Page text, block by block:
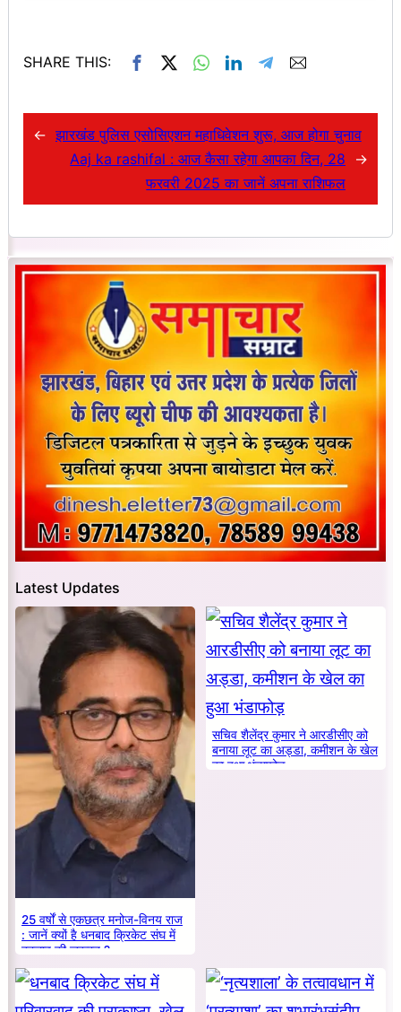
SHARE THIS:
← झारखंड पुलिस एसोसिएशन महाधिवेशन शुरू, आज होगा चुनाव
Aaj ka rashifal : आज कैसा रहेगा आपका दिन, 28
फरवरी 2025 का जानें अपना राशिफल
→
Latest Updates
25 वर्षों से एकछत्र मनोज-विनय राज
: जानें क्यों है धनबाद क्रिकेट संघ में
बदलाव की जरूरत ?
सचिव शैलेंद्र कुमार ने आरडीसीए को
बनाया लूट का अड्डा, कमीशन के खेल
का हुआ भंडाफोड़